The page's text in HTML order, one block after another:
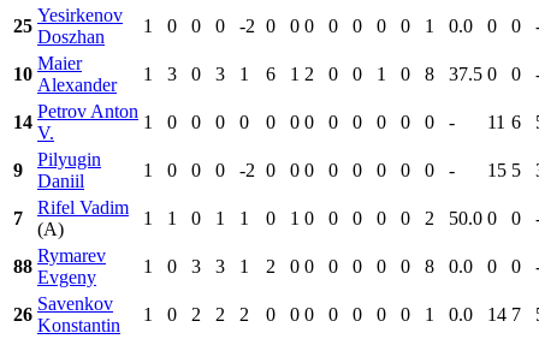
25
Yesirkenov
Doszhan
1 0 0 0 -2 0 0 0 0 0 0 0 1 0.0 0 0
10
Maier
Alexander
1 3 0 3 1 6 1 2 0 0 1 0 8 37.5 0 0
14
Petrov Anton
V.
1 0 0 0 0 0 0 0 0 0 0 0 0 - 11 6
9
Pilyugin
Daniil
1 0 0 0 -2 0 0 0 0 0 0 0 0 - 15 5
7
Rifel Vadim
(A)
1 1 0 1 1 0 1 0 0 0 0 0 2 50.0 0 0
88
Rymarev
Evgeny
1 0 3 3 1 2 0 0 0 0 0 0 8 0.0 0 0
26
Savenkov
Konstantin
1 0 2 2 2 0 0 0 0 0 0 0 1 0.0 14 7